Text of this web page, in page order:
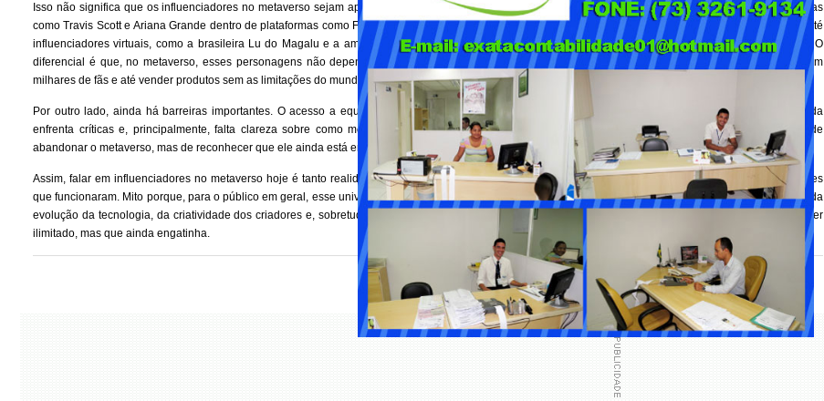
Isso não significa que os influenciadores no metaverso sejam apenas um mito. Pelo contrário, já existem exemplos concretos de sucesso. Shows de artistas
como Travis Scott e Ariana Grande dentro de plataformas como Fortnite mostraram o potencial de alcance e engajamento. Avatares criados por marcas ou até
influenciadores virtuais, como a brasileira Lu do Magalu e a americana Lil Miquela, também abriram caminho para uma nova forma de presença digital. O
diferencial é que, no metaverso, esses personagens não dependem do corpo físico: eles podem estar em vários lugares ao mesmo tempo, interagir com
milhares de fãs e até vender produtos sem as limitações do mundo real.
Por outro lado, ainda há barreiras importantes. O acesso a equipamentos como óculos de realidade virtual é limitado, a qualidade das plataformas ainda
enfrenta críticas e, principalmente, falta clareza sobre como monetizar de forma sustentável. As marcas estão atentas, mas cautelosas. Não se trata de
abandonar o metaverso, mas de reconhecer que ele ainda está em uma fase de experimentação.
Baixar video Instagram
Assim, falar em influenciadores no metaverso hoje é tanto realidade quanto mito. Realidade porque já existem casos concretos de campanhas e interações
que funcionaram. Mito porque, para o público em geral, esse universo ainda não é parte da rotina como as redes sociais tradicionais. O futuro vai depender da
evolução da tecnologia, da criatividade dos criadores e, sobretudo, da disposição dos usuários em migrar suas interações para um espaço que promete ser
ilimitado, mas que ainda engatinha.